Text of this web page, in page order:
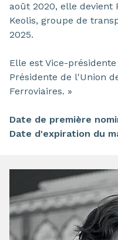
août 2020, elle devient
Keolis, groupe de
2025.
Elle est Vice-
Présidente de l'Union
Ferroviaires. »
Date de première
Date d'expiration du